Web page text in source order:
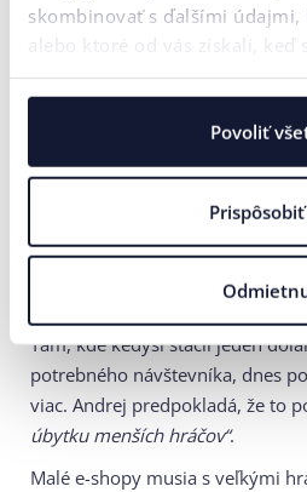
skombinovať s ďalšími
alebo ktoré od vás získali, keď
Povoliť
Prispôsobiť
Konkurencia,
budúcnosť e-
Globálny trh e-shopov prešiel
milióna eshopov v roku 2014
rast viedol k extrémnej
podotkol, rok 2025 už priniesol
Príchod gigantov ako Temu a
Tam, kde kedysi stačil jeden
potrebného návštevníka, dnes
viac. Andrej predpokladá, že to
úbytku menších hráčov“.
Malé e-shopy musia s veľkými